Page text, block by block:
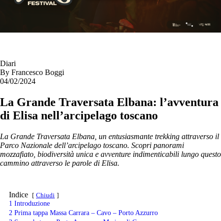
Diari
By Francesco Boggi
04/02/2024
La Grande Traversata Elbana: l’avventura
di Elisa nell’arcipelago toscano
La Grande Traversata Elbana, un entusiasmante trekking attraverso il
Parco Nazionale dell’arcipelago toscano. Scopri panorami
mozzafiato, biodiversità unica e avventure indimenticabili lungo questo
cammino attraverso le parole di Elisa.
Indice Chiudi
1 Introduzione
2 Prima tappa Massa Carrara – Cavo – Porto Azzurro